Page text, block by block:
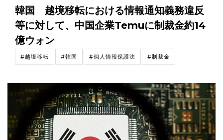
韓国 越境移転における情報通知義務違反
等に対して、中国企業Temuに制裁金約14
億ウォン
#越境移転 #韓国 #個人情報保護法 #制裁金